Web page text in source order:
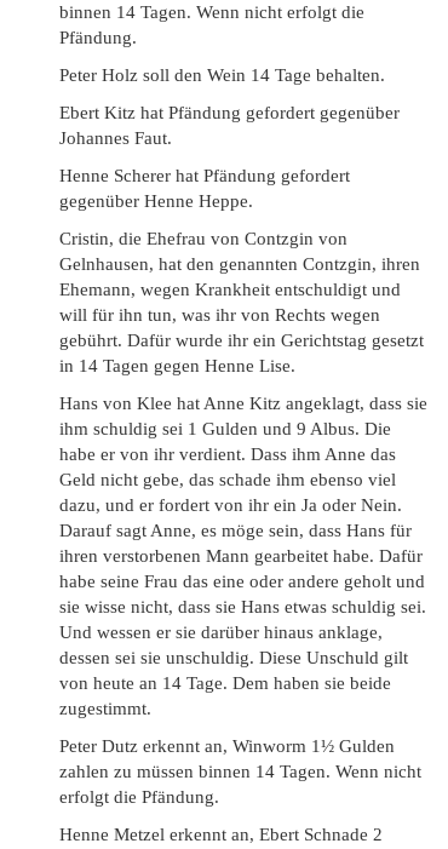
binnen 14 Tagen. Wenn nicht erfolgt die
Pfändung.
Peter Holz soll den Wein 14 Tage behalten.
Ebert Kitz hat Pfändung gefordert gegenüber
Johannes Faut.
Henne Scherer hat Pfändung gefordert
gegenüber Henne Heppe.
Cristin, die Ehefrau von Contzgin von
Gelnhausen, hat den genannten Contzgin, ihren
Ehemann, wegen Krankheit entschuldigt und
will für ihn tun, was ihr von Rechts wegen
gebührt. Dafür wurde ihr ein Gerichtstag gesetzt
in 14 Tagen gegen Henne Lise.
Hans von Klee hat Anne Kitz angeklagt, dass sie
ihm schuldig sei 1 Gulden und 9 Albus. Die
habe er von ihr verdient. Dass ihm Anne das
Geld nicht gebe, das schade ihm ebenso viel
dazu, und er fordert von ihr ein Ja oder Nein.
Darauf sagt Anne, es möge sein, dass Hans für
ihren verstorbenen Mann gearbeitet habe. Dafür
habe seine Frau das eine oder andere geholt und
sie wisse nicht, dass sie Hans etwas schuldig sei.
Und wessen er sie darüber hinaus anklage,
dessen sei sie unschuldig. Diese Unschuld gilt
von heute an 14 Tage. Dem haben sie beide
zugestimmt.
Peter Dutz erkennt an, Winworm 1½ Gulden
zahlen zu müssen binnen 14 Tagen. Wenn nicht
erfolgt die Pfändung.
Henne Metzel erkennt an, Ebert Schnade 2